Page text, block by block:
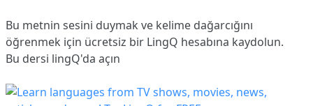
Bu metnin sesini duymak ve kelime dağarcığını
öğrenmek için ücretsiz bir LingQ hesabına kaydolun.
Bu dersi lingQ'da açın